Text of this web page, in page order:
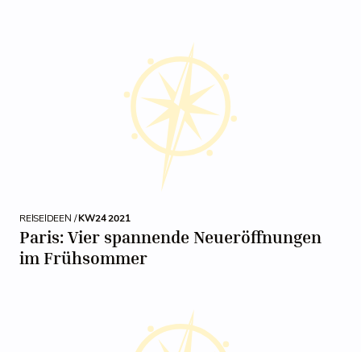
REISEIDEEN /KW24 2021
Paris: Vier spannende Neueröffnungen
im Frühsommer